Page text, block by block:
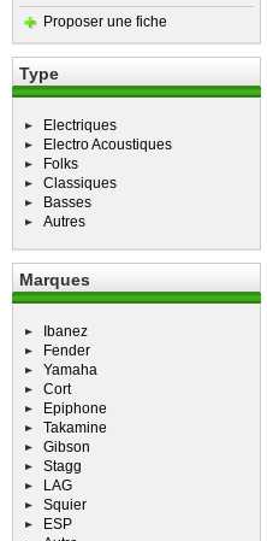
Proposer une fiche
Type
Electriques
Electro Acoustiques
Folks
Classiques
Basses
Autres
Marques
Ibanez
Fender
Yamaha
Cort
Epiphone
Takamine
Gibson
Stagg
LAG
Squier
ESP